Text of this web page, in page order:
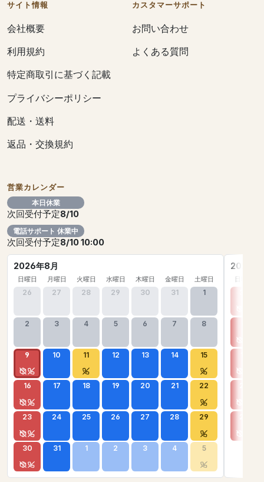
サイト情報
会社概要
利用規約
特定商取引に基づく記載
プライバシーポリシー
配送・送料
返品・交換規約
カスタマーサポート
お問い合わせ
よくある質問
営業カレンダー
本日休業
次回受付予定8/10
電話サポート 休業中
次回受付予定8/10 10:00
2026年8月
日曜日 月曜日 火曜日 水曜日 木曜日 金曜日 土曜日
26 27 28 29 30 31 1
2 3 4 5 6 7 8
9 10 11 12 13 14 15
16 17 18 19 20 21 22
23 24 25 26 27 28 29
30 31 1 2 3 4 5
2026年
日曜日